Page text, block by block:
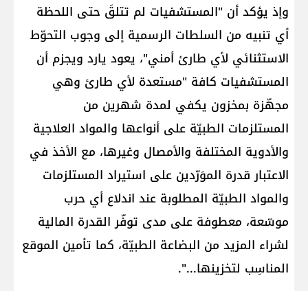
وإذ يؤكد أن "المستشفيات لم تتلقَ حتى اللحظة
أي تنبيه من السلطات الرسمية إلى وجوب التحوّط
الاستثنائي لأي طارئ أمني"، يعود يارد ويجزم أن
المستشفيات كافة "مستعدة لأي طارئ وهي
مجهّزة بمخزون يكفي لمدة شهرين من
المستلزمات الطبيّة على أنواعها والمواد العلاجية
والأدوية المختلفة والأمصال وغيرها، مع الأخذ في
الاعتبار قدرة الموَرّدين على استيراد المستلزمات
والمواد الطبيّة المطلوبة عند اندلاع أي حرب
موسّعة، معطوفة على مدى توفّر القدرة المالية
لشراء المزيد من البضاعة الطبيّة، كما تأمين الموقع
المناسِب لتخزينها...".